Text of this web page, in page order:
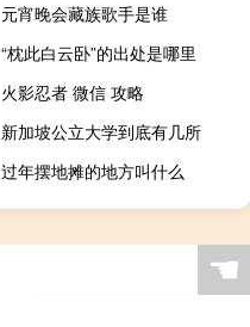
元宵晚会藏族歌手是谁
“枕此白云卧”的出处是哪里
火影忍者 微信 攻略
新加坡公立大学到底有几所
过年摆地摊的地方叫什么
☚